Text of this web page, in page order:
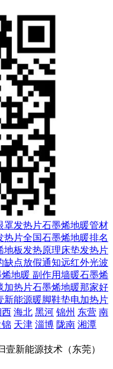
石墨烯地暖管材
罩发热片
全国石墨烯地暖排名
热片
床垫发热片
地板发热原理
远红外光波
放假通知
缺点
墙暖石墨烯
地暖 副作用
石墨烯地暖那家好
加热片
暖脚鞋垫电加热片
新能源
西 海北 黑河 锦州 东营 南
锦 天津 淄博 陇南 湘潭
壹新能源技术（东莞）